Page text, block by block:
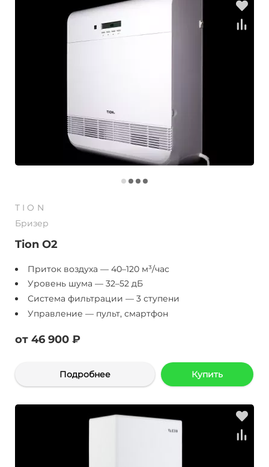
TION
Бризер
Tion O2
Приток воздуха — 40–120 м³/час
Уровень шума — 32–52 дБ
Система фильтрации — 3 ступени
Управление — пульт, смартфон
от 46 900 ₽
Подробнее Купить